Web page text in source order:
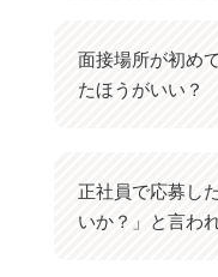
面接場所が初め
たほうがいい？
正社員で応募し
いか？」と言わ